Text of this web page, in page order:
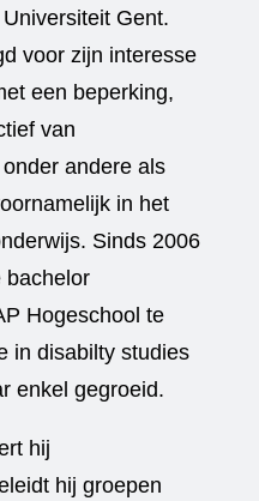
Gent.
voor zijn interesse
een beperking,
van
andere als
in het
Sinds 2006
bachelor
Hogeschool te
in disabilty studies
enkel gegroeid.
hij
hij groepen